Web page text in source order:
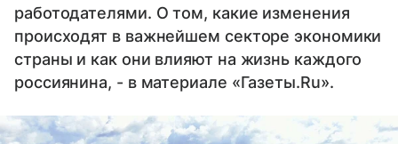
работодателями. О том, какие изменения
происходят в важнейшем секторе экономики
страны и как они влияют на жизнь каждого
россиянина, - в материале «Газеты.Ru».